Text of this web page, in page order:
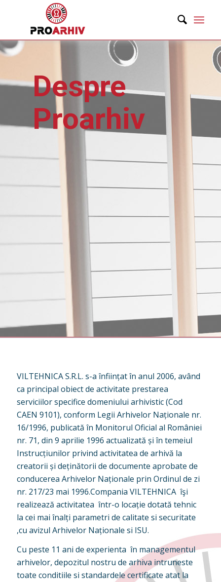
Despre
Proarhiv
VILTEHNICA S.R.L. s-a înființat în anul 2006, având
ca principal obiect de activitate prestarea
serviciilor specifice domeniului arhivistic (Cod
CAEN 9101), conform Legii Arhivelor Naționale nr.
16/1996, publicată în Monitorul Oficial al României
nr. 71, din 9 aprilie 1996 actualizată și în temeiul
Instrucțiunilor privind activitatea de arhivă la
creatorii și deținătorii de documente aprobate de
conducerea Arhivelor Naționale prin Ordinul de zi
nr. 217/23 mai 1996.Compania VILTEHNICA îşi
realizează activitatea într-o locație dotată tehnic
la cei mai înalți parametri de calitate si securitate
,cu avizul Arhivelor Naționale si ISU.
Cu peste 11 ani de experienta în managementul
arhivelor, depozitul nostru de arhiva intruneste
toate conditiile si standardele certificate atat la